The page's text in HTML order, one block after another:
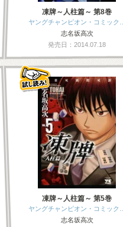
凍牌～人柱篇～ 第8巻
ヤングチャンピオン・コミック…
志名坂高次
発売日：2014.07.18
凍牌～人柱篇～ 第5巻
ヤングチャンピオン・コミック…
志名坂高次